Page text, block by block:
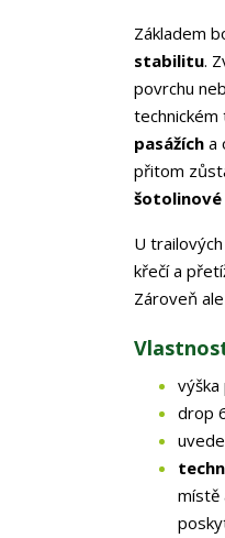
Základem
stabilitu.
povrchu
technickém
pasážích a
přitom
U
křečí a
Zároveň
drop
místě